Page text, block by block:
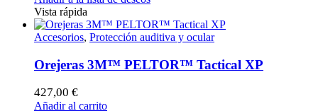
Vista rápida
Accesorios, Protección auditiva y ocular
Orejeras 3M™ PELTOR™ Tactical XP
427,00 €
Añadir al carrito